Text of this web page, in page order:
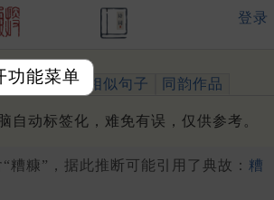
功能菜单
登录
出处、引用 相似句子 同韵作品
自动标签化，难免有误，仅供参考。
糟糠”，据此推断可能引用了典故： 糟